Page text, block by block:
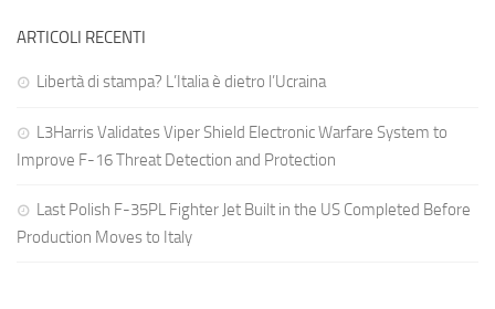
ARTICOLI RECENTI
Libertà di stampa? L’Italia è dietro l’Ucraina
L3Harris Validates Viper Shield Electronic Warfare System to
Improve F-16 Threat Detection and Protection
Last Polish F-35PL Fighter Jet Built in the US Completed Before
Production Moves to Italy